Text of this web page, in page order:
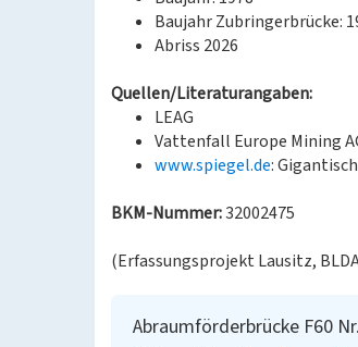
Baujahr Zubringerbrücke:
Abriss 2026
Quellen/Literaturangaben:
LEAG
Vattenfall Europe Mining
www.spiegel.de:
BKM-Nummer:32002475
(Erfassungsprojekt Lausitz,
Abraumförderbrücke F60